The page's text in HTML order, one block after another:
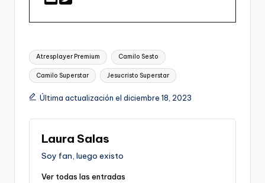
Etiquetas:
Atresplayer Premium Camilo Sesto
Camilo Superstar Jesucristo Superstar
Última actualización el diciembre 18, 2023
Laura Salas
Soy fan, luego existo
Ver todas las entradas